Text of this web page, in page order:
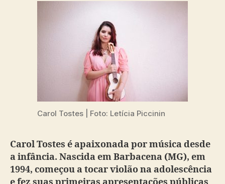
Carol Tostes | Foto: Letícia Piccinin
Carol Tostes é apaixonada por música desde
a infância. Nascida em Barbacena (MG), em
1994, começou a tocar violão na adolescência